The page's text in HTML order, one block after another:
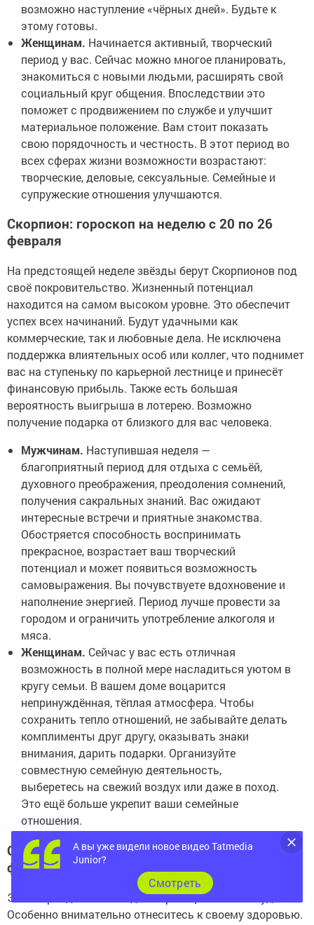
возможно наступление «чёрных дней». Будьте к
этому готовы.
Женщинам. Начинается активный, творческий
период у вас. Сейчас можно многое планировать,
знакомиться с новыми людьми, расширять свой
социальный круг общения. Впоследствии это
поможет с продвижением по службе и улучшит
материальное положение. Вам стоит показать
свою порядочность и честность. В этот период во
всех сферах жизни возможности возрастают:
творческие, деловые, сексуальные. Семейные и
супружеские отношения улучшаются.
Скорпион: гороскоп на неделю с 20 по 26
февраля
На предстоящей неделе звёзды берут Скорпионов под
своё покровительство. Жизненный потенциал
находится на самом высоком уровне. Это обеспечит
успех всех начинаний. Будут удачными как
коммерческие, так и любовные дела. Не исключена
поддержка влиятельных особ или коллег, что поднимет
вас на ступеньку по карьерной лестнице и принесёт
финансовую прибыль. Также есть большая
вероятность выигрыша в лотерею. Возможно
получение подарка от близкого для вас человека.
Мужчинам. Наступившая неделя —
благоприятный период для отдыха с семьёй,
духовного преображения, преодоления сомнений,
получения сакральных знаний. Вас ожидают
интересные встречи и приятные знакомства.
Обостряется способность воспринимать
прекрасное, возрастает ваш творческий
потенциал и может появиться возможность
самовыражения. Вы почувствуете вдохновение и
наполнение энергией. Период лучше провести за
городом и ограничить употребление алкоголя и
мяса.
Женщинам. Сейчас у вас есть отличная
возможность в полной мере насладиться уютом в
кругу семьи. В вашем доме воцарится
непринуждённая, тёплая атмосфера. Чтобы
сохранить тепло отношений, не забывайте делать
комплименты друг другу, оказывать знаки
внимания, дарить подарки. Организуйте
совместную семейную деятельность,
выберетесь на свежий воздух или даже в поход.
Это ещё больше укрепит ваши семейные
отношения.
Стрелец: гороскоп на неделю с 20 по 26
февраля
Этот период сложится для Стрельцов не очень удачно.
Особенно внимательно отнеситесь к своему здоровью.
А вы уже видели новое видео Tatmedia
Junior?
Cмотреть